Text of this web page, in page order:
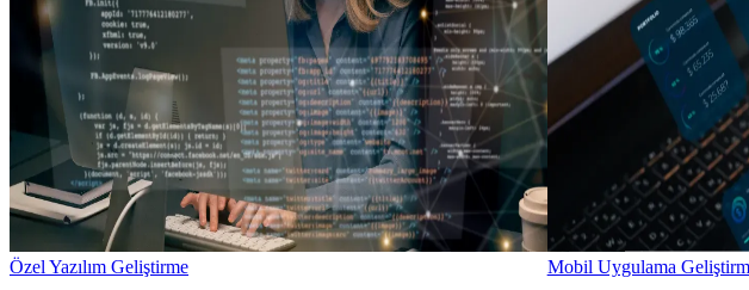
Özel Yazılım Geliştirme
Mobil Uygulama